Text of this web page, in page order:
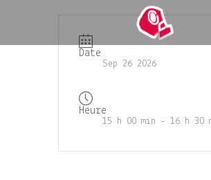
Date
Sep 26 2026
Heure
15 h 00 min - 16 h 30